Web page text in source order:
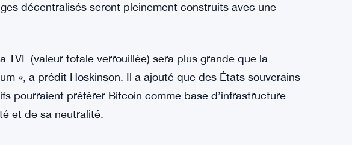
menaces externes susceptibles de remettre en cause la
selon lui, est la finance décentralisée (DeFi) basée
Bitcoin de « géant endormi » qui pourrait attirer des centaines
fois que des primitives clés comme les stablecoins, les